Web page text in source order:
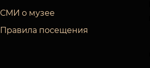
СМИ о музее
Правила посещения